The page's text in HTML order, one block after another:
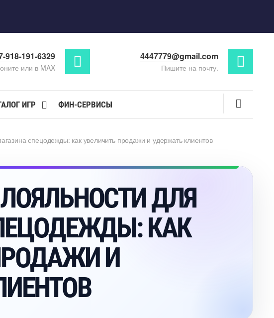
918-191-6329
или в MAX
4447779@gmail.com
Пишите на почту.
ИГР ФИН-СЕРВИСЫ
спецодежды: как увеличить продажи и удержать клиенто
ДЛЯ
КАК
И